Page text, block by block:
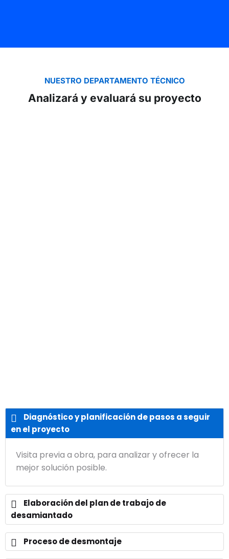
NUESTRO DEPARTAMENTO TÉCNICO
Analizará y evaluará su proyecto
Diagnóstico y planificación de pasos a seguir
en el proyecto
Visita previa a obra, para analizar y ofrecer la
mejor solución posible.
Elaboración del plan de trabajo de
desamiantado
Proceso de desmontaje